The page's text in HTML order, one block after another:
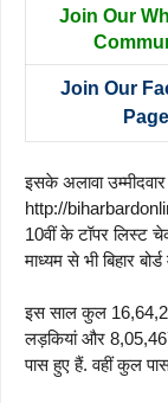
Join Our
Join Our
Page
इसके अलावा
http://
10वीं के टॉपर लिस्ट
माध्यम से भी बिहार
इस साल कुल
लड़कियां और
पास हुए हैं. वहीं कुल